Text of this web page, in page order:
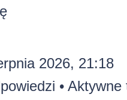
2026, 21:18
• Aktywne